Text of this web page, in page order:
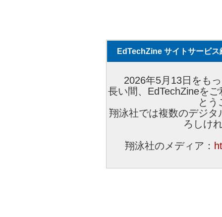
EdTechZine サイトサービス
2026年5月13日をも
長い間、EdTechZineを
とう
翔泳社では複数のデジ
ろしけ
翔泳社のメディア：